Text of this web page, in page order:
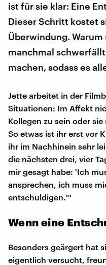
ist für sie klar: Eine
Dieser Schritt kostet
Überwindung.
manchmal
machen, sodass es
Jette arbeitet in der
Situationen: Im Affekt
Kollegen zu sein oder
So etwas ist ihr erst vor
ihr im Nachhinein sehr
die nächsten drei, vier
mir gesagt habe: 'Ich
ansprechen, ich muss
entschuldigen.'"
Wenn eine
Besonders geärgert hat
eigentlich versucht,